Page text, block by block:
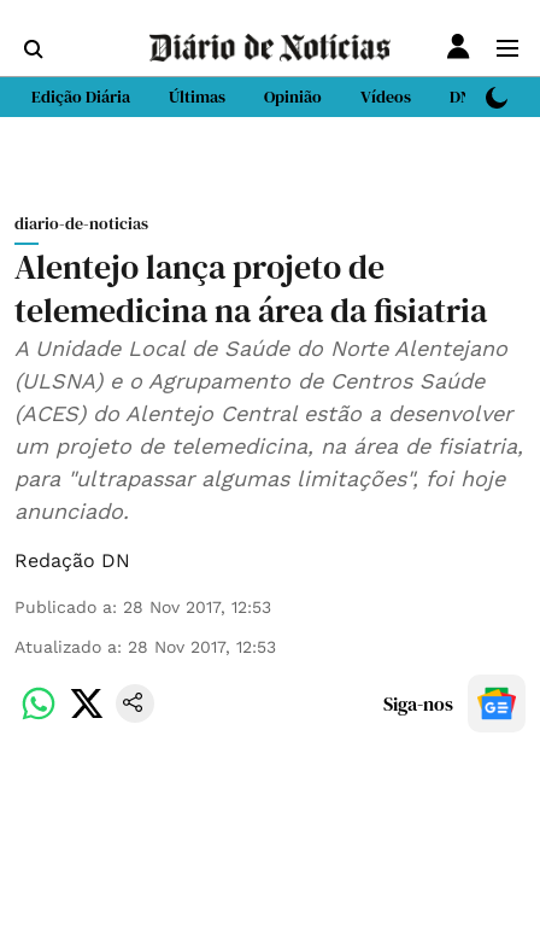
Edição Diária Últimas Opinião Vídeos DN Sport
diario-de-noticias
Alentejo lança projeto de
telemedicina na área da fisiatria
A Unidade Local de Saúde do Norte Alentejano
(ULSNA) e o Agrupamento de Centros Saúde
(ACES) do Alentejo Central estão a desenvolver
um projeto de telemedicina, na área de fisiatria,
para "ultrapassar algumas limitações", foi hoje
anunciado.
Redação DN
Publicado a: 28 Nov 2017, 12:53
Atualizado a: 28 Nov 2017, 12:53
Siga-nos